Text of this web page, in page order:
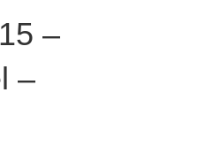
–
–